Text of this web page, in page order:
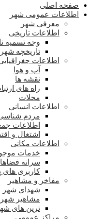
صفحه اصلی
اطلاعات عمومی شهر
معرفی شهر
اطلاعات تاریخی
وجه تسمیه
تاریخچه شهر
اطلاعات
آب و هوا
نقشه ها
راه های
محلات
اطلاعات انسانی
مردم
اطلاعات
اشتغال و
اطلاعات مکانی
خدمات
سرانه
کاربری های
مفاخر و مشاهیر
شهدای شهر
مشاهیر شهر
ترین های
مراکز عمومی